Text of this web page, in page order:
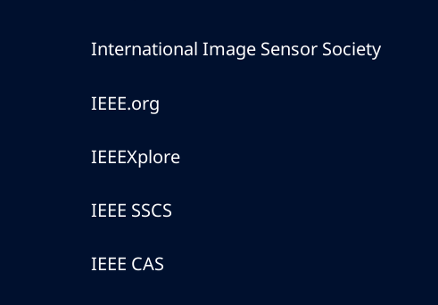
International Image Sensor Society
IEEE.org
IEEEXplore
IEEE SSCS
IEEE CAS